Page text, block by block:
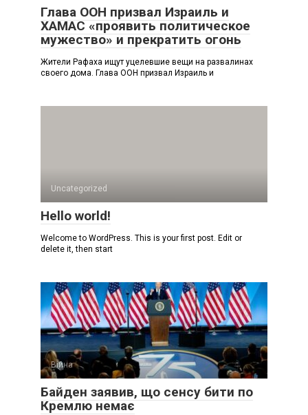
Глава ООН призвал Израиль и
ХАМАС «проявить политическое
мужество» и прекратить огонь
Жители Рафаха ищут уцелевшие вещи на развалинах
своего дома. Глава ООН призвал Израиль и
Uncategorized
Hello world!
Welcome to WordPress. This is your first post. Edit or
delete it, then start
Війна
Байден заявив, що сенсу бити по
Кремлю немає